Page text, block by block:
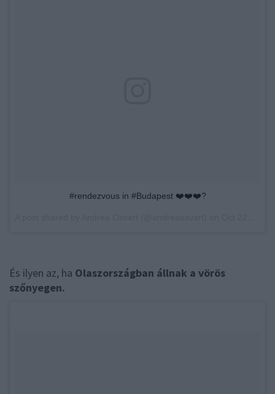
#rendezvous in #Budapest ❤️❤️❤️?
És ilyen az, ha Olaszországban állnak a vörös
szőnyegen.